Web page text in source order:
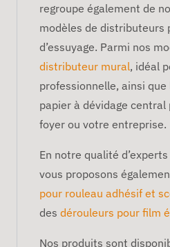
regroupe également de
modèles de distributeurs
d’essuyage. Parmi nos
distributeur mural, idéal
professionnelle, ainsi
papier à dévidage
foyer ou votre entreprise.
En notre qualité
vous proposons
pour rouleau adhésif et
des dérouleurs pour film
Nos produits sont